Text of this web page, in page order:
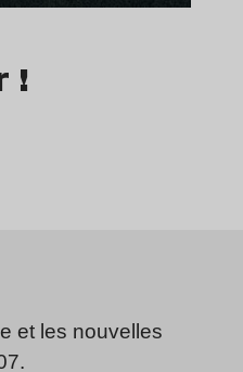
!
et les nouvelles